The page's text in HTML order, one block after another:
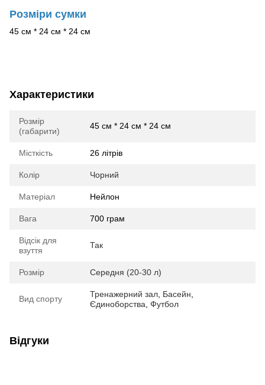
Розміри сумки
45 см * 24 см * 24 см
Характеристики
Розмір
(габарити)
45 см * 24 см * 24 см
Місткість 26 літрів
Колір Чорний
Матеріал Нейлон
Вага 700 грам
Відсік для
взуття
Так
Розмір Середня (20-30 л)
Вид спорту Тренажерний зал, Басейн,
Єдиноборства, Футбол
Відгуки